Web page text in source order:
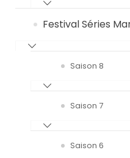
Festival Séries
Saison 8
Saison 7
Saison 6